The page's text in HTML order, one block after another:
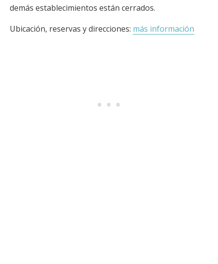
demás establecimientos están cerrados.
Ubicación, reservas y direcciones: más información